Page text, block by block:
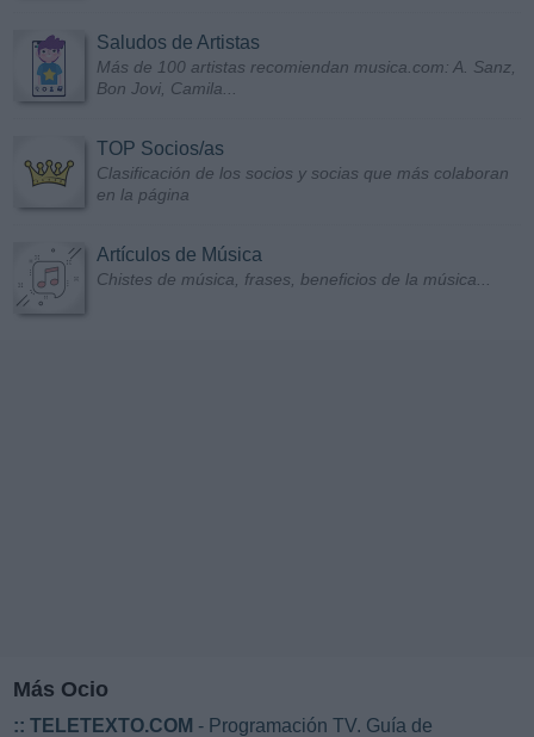
Saludos de Artistas
Más de 100 artistas recomiendan musica.com: A. Sanz,
Bon Jovi, Camila...
TOP Socios/as
Clasificación de los socios y socias que más colaboran
en la página
Artículos de Música
Chistes de música, frases, beneficios de la música...
Más Ocio
:: TELETEXTO.COM - Programación TV. Guía de